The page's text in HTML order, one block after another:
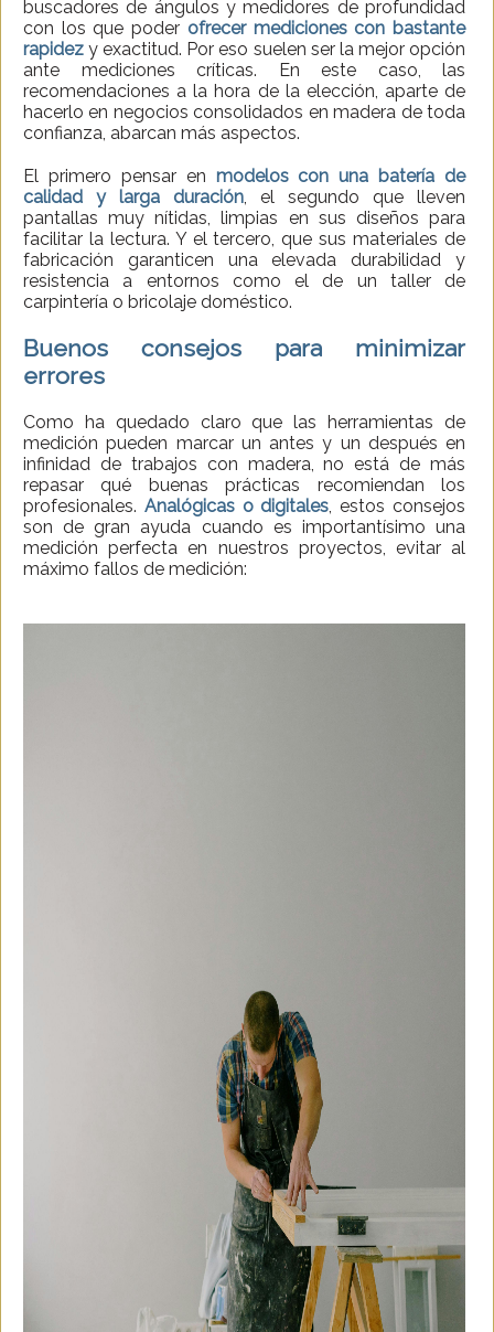
buscadores de ángulos y medidores de profundidad
con los que poder ofrecer mediciones con bastante
rapidez y exactitud. Por eso suelen ser la mejor opción
ante mediciones críticas. En este caso, las
recomendaciones a la hora de la elección, aparte de
hacerlo en negocios consolidados en madera de toda
confianza, abarcan más aspectos.
El primero pensar en modelos con una batería de
calidad y larga duración, el segundo que lleven
pantallas muy nítidas, limpias en sus diseños para
facilitar la lectura. Y el tercero, que sus materiales de
fabricación garanticen una elevada durabilidad y
resistencia a entornos como el de un taller de
carpintería o bricolaje doméstico.
Buenos consejos para minimizar
errores
Como ha quedado claro que las herramientas de
medición pueden marcar un antes y un después en
infinidad de trabajos con madera, no está de más
repasar qué buenas prácticas recomiendan los
profesionales. Analógicas o digitales, estos consejos
son de gran ayuda cuando es importantísimo una
medición perfecta en nuestros proyectos, evitar al
máximo fallos de medición: